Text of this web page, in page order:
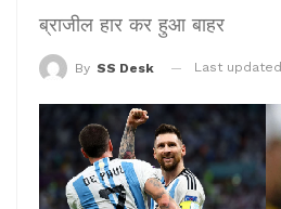
ब्राजील हार कर हुआ बाहर
By SS Desk Last updated